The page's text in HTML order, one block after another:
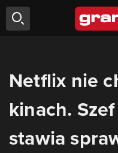
Netflix nie
kinach.
stawia